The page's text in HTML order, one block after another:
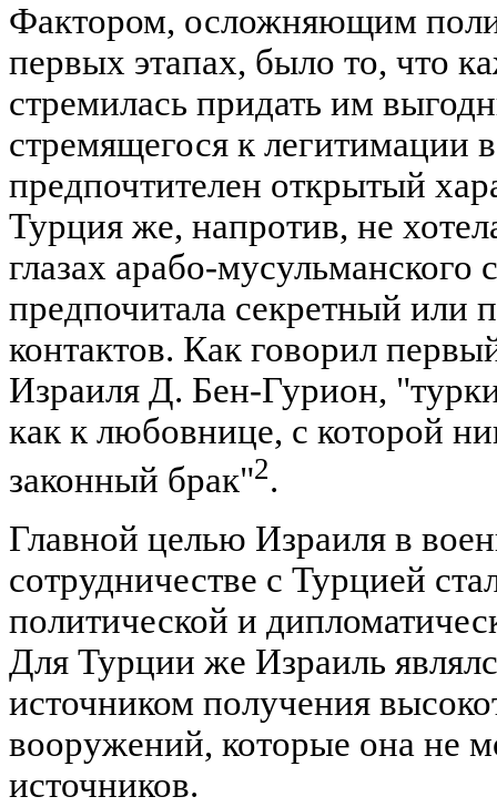
Фактором, осложняющим
первых этапах, было то, что
стремилась придать им
стремящегося к легитимации
предпочтителен открытый
Турция же, напротив, не
глазах арабо-мусульманского
предпочитала секретный или
контактов. Как говорил
Израиля Д. Бен-Гурион,
как к любовнице, с которой
законный брак"2.
Главной целью Израиля в
сотрудничестве с Турцией
политической и
Для Турции же Израиль
источником получения
вооружений, которые она не
источников.